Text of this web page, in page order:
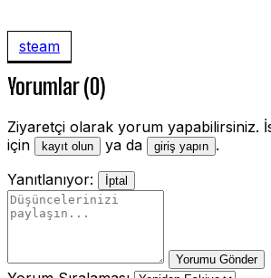
steam
Yorumlar (0)
Ziyaretçi olarak yorum yapabilirsiniz.
için
kayıt olun ya da giriş yapın .
Yanıtlanıyor:
İptal
Yorumu Gönder